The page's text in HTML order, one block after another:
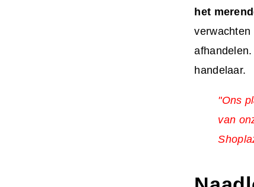
het
handelaar.
"Ons
van